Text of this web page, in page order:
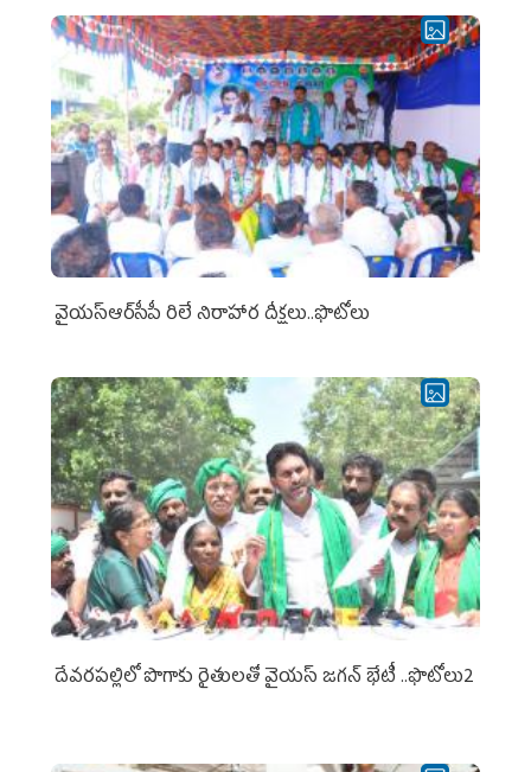
వైయ‌స్ఆర్‌సీపీ రిలే నిరాహార దీక్షలు..ఫొటోలు
దేవరపల్లిలో పొగాకు రైతులతో వైయస్ జగన్ భేటీ ..ఫొటోలు2